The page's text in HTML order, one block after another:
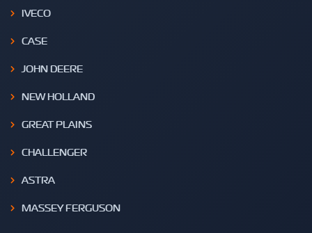
IVECO
CASE
JOHN DEERE
NEW HOLLAND
GREAT PLAINS
CHALLENGER
ASTRA
MASSEY FERGUSON